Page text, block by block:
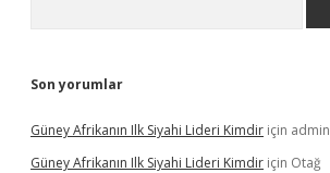
Son yorumlar
Güney Afrikanın Ilk Siyahi Lideri Kimdir için admin
Güney Afrikanın Ilk Siyahi Lideri Kimdir için Otağ